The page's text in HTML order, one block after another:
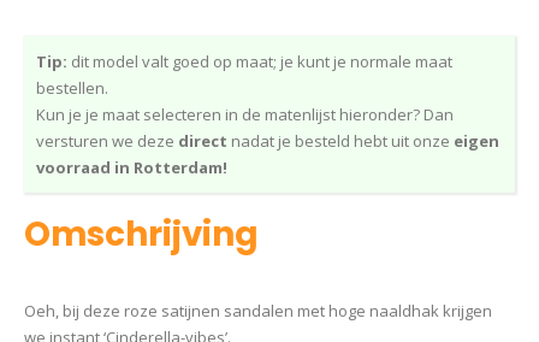
Tip: dit model valt goed op maat; je kunt je normale maat
bestellen.
Kun je je maat selecteren in de matenlijst hieronder? Dan
versturen we deze direct nadat je besteld hebt uit onze eigen
voorraad in Rotterdam!
Omschrijving
Oeh, bij deze roze satijnen sandalen met hoge naaldhak krijgen
we instant ‘Cinderella-vibes’.